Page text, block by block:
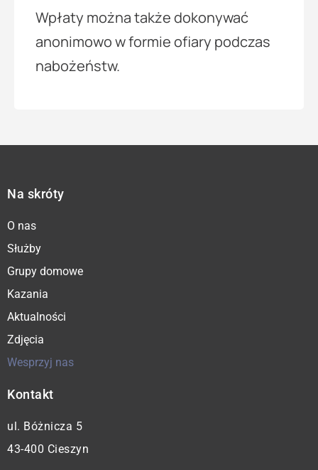
Wpłaty można także dokonywać
anonimowo w formie ofiary podczas
nabożeństw.
Na skróty
O nas
Służby
Grupy domowe
Kazania
Aktualności
Zdjęcia
Wesprzyj nas
Kontakt
ul. Bóżnicza 5
43-400 Cieszyn